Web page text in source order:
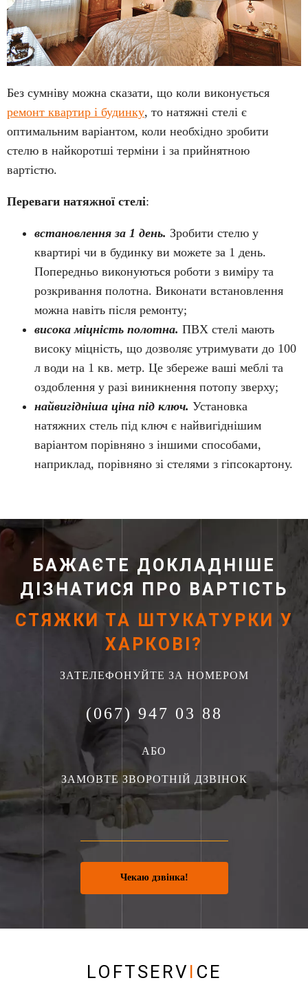
Без сумніву можна сказати, що коли виконується
ремонт квартир і будинку, то натяжні стелі є
оптимальним варіантом, коли необхідно зробити
стелю в найкоротші терміни і за прийнятною
вартістю.
Переваги натяжної стелі:
встановлення за 1 день. Зробити стелю у
квартирі чи в будинку ви можете за 1 день.
Попередньо виконуються роботи з виміру та
розкривання полотна. Виконати встановлення
можна навіть після ремонту;
висока міцність полотна. ПВХ стелі мають
високу міцність, що дозволяє утримувати до 100
л води на 1 кв. метр. Це збереже ваші меблі та
оздоблення у разі виникнення потопу зверху;
найвигідніша ціна під ключ. Установка
натяжних стель під ключ є найвигіднішим
варіантом порівняно з іншими способами,
наприклад, порівняно зі стелями з гіпсокартону.
БАЖАЄТЕ ДОКЛАДНІШЕ
ДІЗНАТИСЯ ПРО ВАРТІСТЬ
СТЯЖКИ ТА ШТУКАТУРКИ У
ХАРКОВІ?
ЗАТЕЛЕФОНУЙТЕ ЗА НОМЕРОМ
(067) 947 03 88
АБО
ЗАМОВТЕ ЗВОРОТНІЙ ДЗВІНОК
Чекаю дзвінка!
LOFTSERV I CE